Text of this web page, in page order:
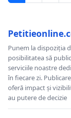
Punem la dispoziția
posibilitatea să
serviciile noastre
în fiecare zi.
oferă impact și
au putere de decizie